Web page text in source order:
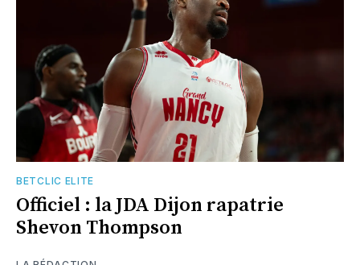
BETCLIC ELITE
Officiel : la JDA Dijon rapatrie
Shevon Thompson